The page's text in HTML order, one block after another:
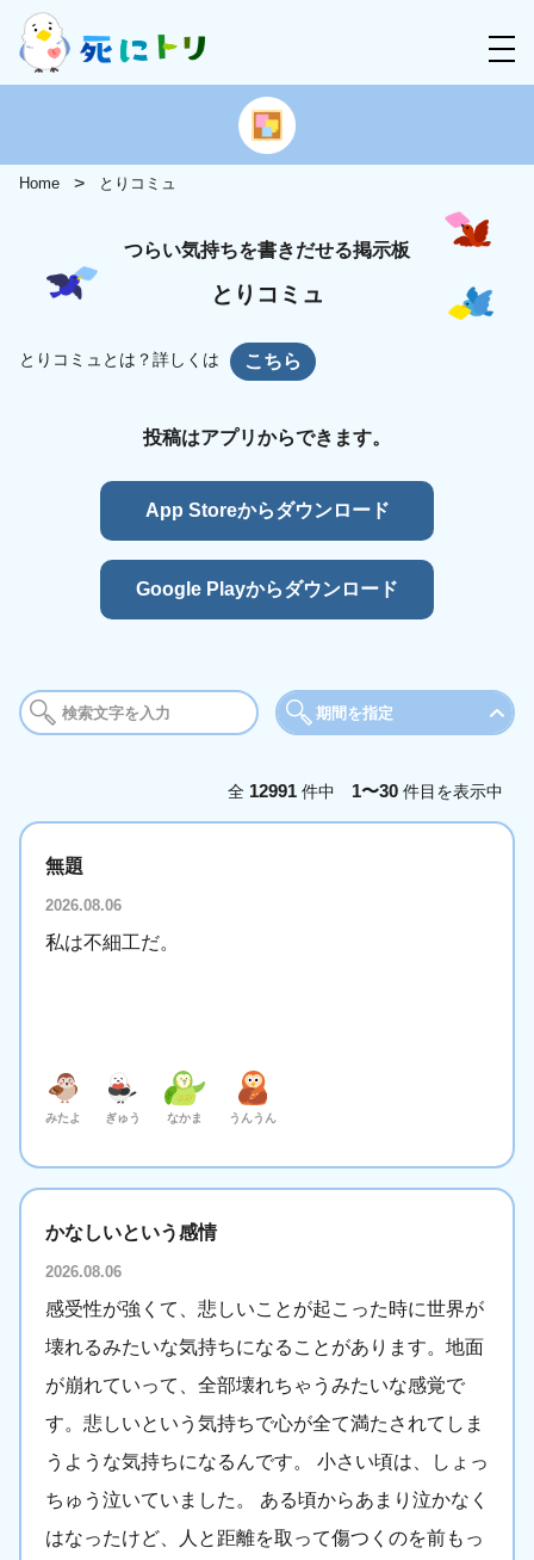
Home とりコミュ
つらい気持ちを書きだせる掲示板
とりコミュ
とりコミュとは？詳しくは こちら
投稿はアプリからできます。
App Storeからダウンロード
Google Playからダウンロード
期間を指定
今日 今週
全 12991 件中 1〜30 件目を表示中
無題
2026.08.06
私は不細工だ。
みたよ ぎゅう なかま うんうん
かなしいという感情
2026.08.06
感受性が強くて、悲しいことが起こった時に世界が
壊れるみたいな気持ちになることがあります。地面
が崩れていって、全部壊れちゃうみたいな感覚で
す。悲しいという気持ちで心が全て満たされてしま
うような気持ちになるんです。 小さい頃は、しょっ
ちゅう泣いていました。 ある頃からあまり泣かなく
はなったけど、人と距離を取って傷つくのを前もっ